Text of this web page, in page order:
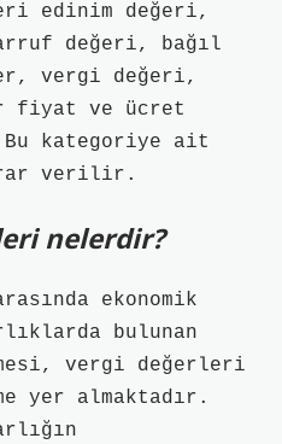
edinim değeri,
değeri, bağıl
vergi değeri,
fiyat ve ücret
kategoriye ait
verilir.
nelerdir?
ekonomik
bulunan
vergi değerleri
yer almaktadır.